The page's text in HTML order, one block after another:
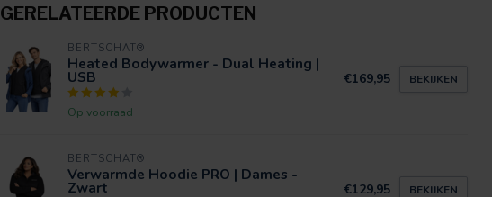
GERELATEERDE PRODUCTEN
BERTSCHAT®
Heated Bodywarmer - Dual Heating |
USB
Op voorraad
€169,95 BEKIJKEN
BERTSCHAT®
Verwarmde Hoodie PRO | Dames -
Zwart €129,95 BEKIJKEN